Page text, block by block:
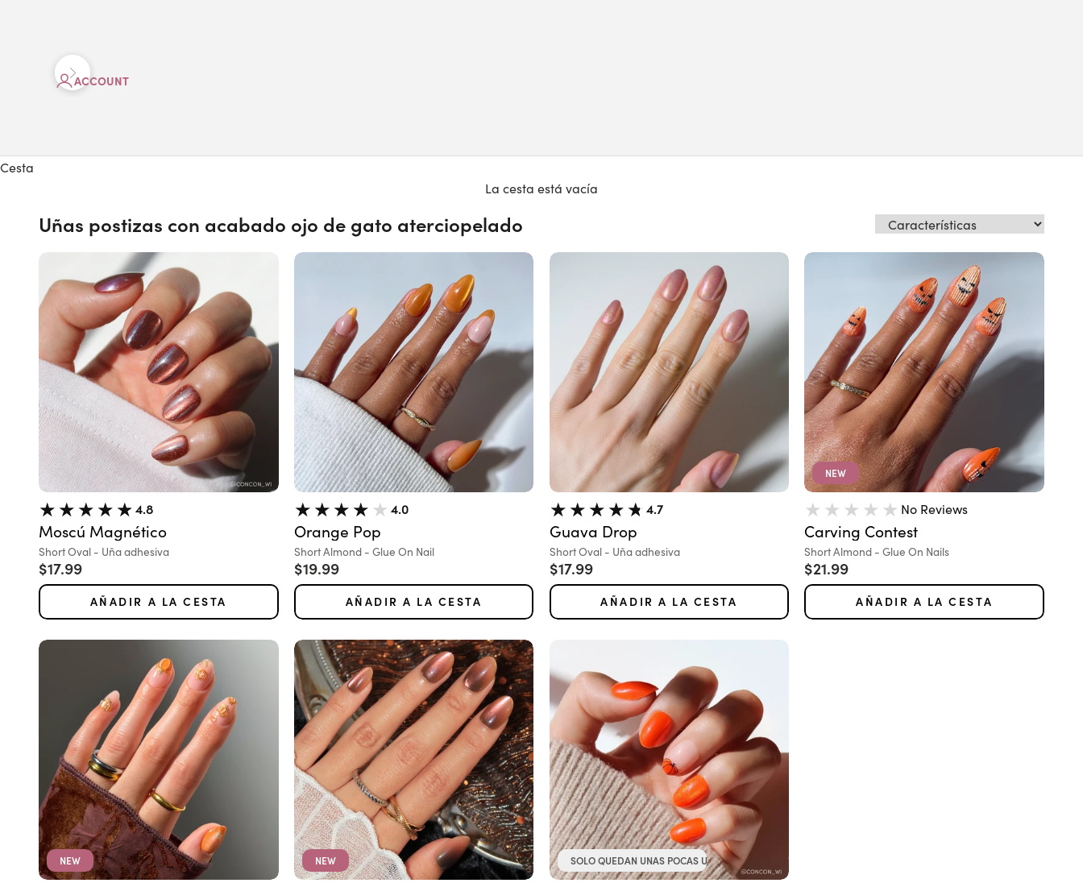
Anterior
Siguiente
ACCOUNT
Cesta
La cesta está vacía
Uñas postizas con acabado ojo de gato aterciopelado
4.8
Moscú Magnético
Variante:
Short Oval - Uña adhesiva
Precio de oferta
$17.99
AÑADIR A LA CESTA
4.0
Orange Pop
Variante:
Short Almond - Glue On Nail
Precio de oferta
$19.99
AÑADIR A LA CESTA
4.7
Guava Drop
Variante:
Short Oval - Uña adhesiva
Precio de oferta
$17.99
AÑADIR A LA CESTA
NEW
No Reviews
Carving Contest
Variante:
Short Almond - Glue On Nails
Precio de oferta
$21.99
AÑADIR A LA CESTA
NEW NEW SOLO QUEDAN UNAS POCAS UNIDADES